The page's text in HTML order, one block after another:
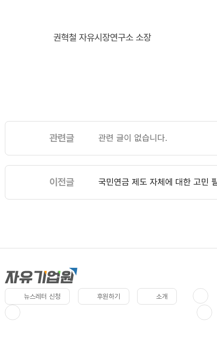
권혁철 자유시장연구소 소장
관련글 관련 글이 없습니다.
이전글 국민연금 제도 자체에 대한 고민
뉴스레터 신청 후원하기 소개